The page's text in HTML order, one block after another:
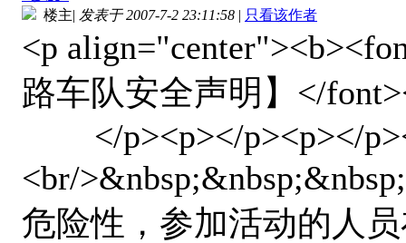
楼主| 发表于 2007-7-2 23:11:58 | 只看该作者
<p
路车队安全声明】</
</p><p></p><p></
<br/
危险性，参加活动的人